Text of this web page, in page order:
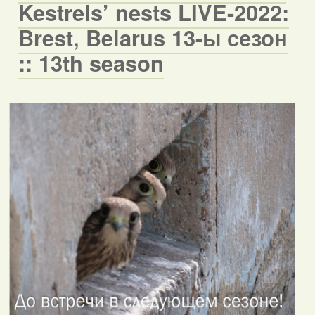
Kestrels’ nests LIVE-2022:
Brest, Belarus 13-ы сезон
:: 13th season